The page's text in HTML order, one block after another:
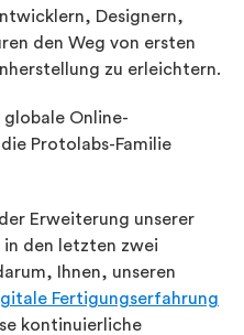
Designern,
den Weg von ersten
zu erleichtern.
Online-
Protolabs-Familie
Erweiterung unserer
in den letzten zwei
Ihnen, unseren
Fertigungserfahrung
kontinuierliche